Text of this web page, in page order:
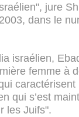
jure
dans le
israélien,
femme à
qui s’est
les Juifs".